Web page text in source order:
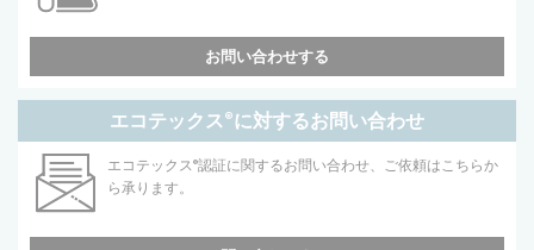
お問い合わせする
エコテックス®に対するお問い合わせ
エコテックス®認証に関するお問い合わせ、ご依頼はこちらか
ら承ります。